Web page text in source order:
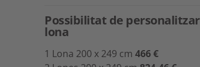
Possibilitat de
lona
1 Lona 200 x 249 cm 466 €